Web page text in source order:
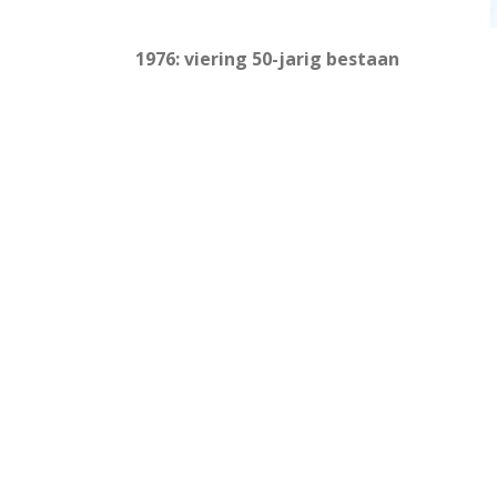
1976: viering 50-jarig bestaan